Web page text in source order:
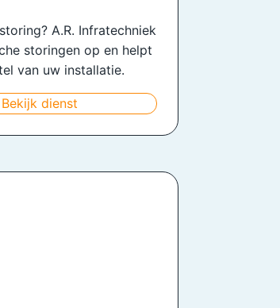
A.R. Infratechniek
storingen op en helpt
van uw installatie.
Bekijk dienst